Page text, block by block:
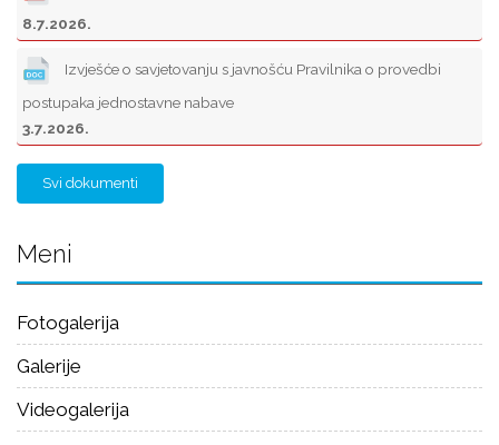
8.7.2026.
Izvješće o savjetovanju s javnošću Pravilnika o provedbi
postupaka jednostavne nabave
3.7.2026.
Svi dokumenti
Meni
Fotogalerija
Galerije
Videogalerija